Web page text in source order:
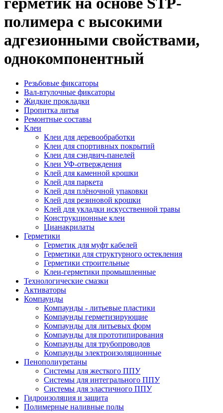
полимера с высокими
адгезионными свойствами,
однокомпонентный
Резьбовые фиксаторы
Вал-втулочные фиксаторы
Жидкие прокладки
Пропитка литья
Ремонтные составы
Клеи
Клеи для деревообработки
Клеи для спортивных покрытий
Клеи для сэндвич-панелей
Клеи УФ-отверждения
Клей для каменной крошки
Клей для паркета
Клей для плёночной упаковки
Клей для резиновой крошки
Клей для укладки искусственной травы
Конструкционные клеи
Цианакрилаты
Герметики
Герметик для муфт кабелей
Герметики для структурного остекления
Герметики строительные
Клеи-герметики промышленные
Технологические смазки
Активаторы
Компаунды
Компаунды - литьевые пластики
Компаунды герметизирующие
Компаунды для литьевых форм
Компаунды для прототипирования
Компаунды для трубопроводов
Компаунды электроизоляционные
Пенополиуретаны
Системы для жесткого ППУ
Системы для интегрального ППУ
Системы для эластичного ППУ
Гидроизоляция и защита
Полимерные наливные полы